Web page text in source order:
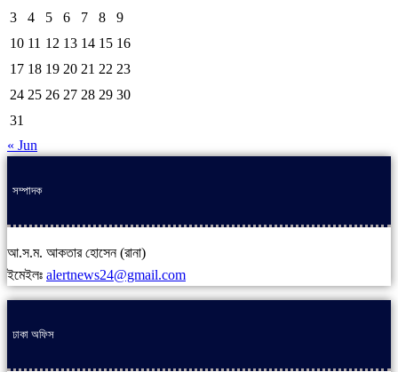
3
4 5 6 7 8
9
10 11 12 13 14 15 16
17 18 19 20 21 22 23
24 25 26 27 28 29 30
31
« Jun
সম্পাদক
আ.স.ম. আকতার হোসেন (রানা)
ইমেইলঃ alertnews24@gmail.com
ঢাকা অফিস